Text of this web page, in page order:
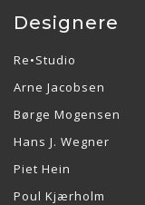
Designere
Re•Studio
Arne Jacobsen
Børge Mogensen
Hans J. Wegner
Piet Hein
Poul Kjærholm